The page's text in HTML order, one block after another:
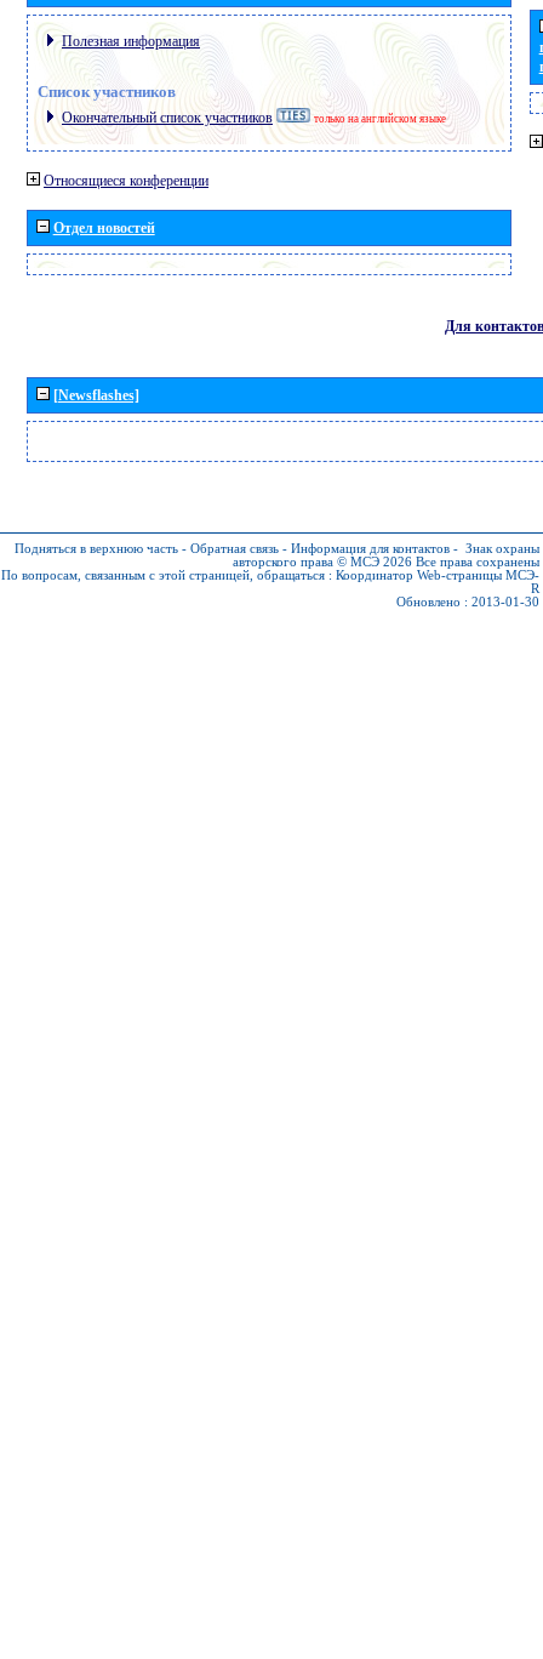
Полезная информация
Список участников
Окончательный список участников только на английском языке
Относящиеся конференции
Отдел новостей
Для контактов
[Newsflashes]
Подняться в верхнюю часть - Обратная связь - Информация для контактов - Знак охраны
авторского права © МСЭ 2026 Все права сохранены
По вопросам, связанным с этой страницей, обращаться : Координатор Web-страницы МСЭ-
R
Обновлено : 2013-01-30